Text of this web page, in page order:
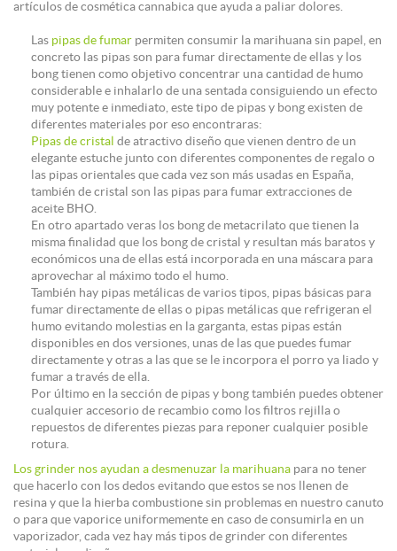
artículos de cosmética cannabica que ayuda a paliar dolores.
Las pipas de fumar permiten consumir la marihuana sin papel, en
concreto las pipas son para fumar directamente de ellas y los
bong tienen como objetivo concentrar una cantidad de humo
considerable e inhalarlo de una sentada consiguiendo un efecto
muy potente e inmediato, este tipo de pipas y bong existen de
diferentes materiales por eso encontraras:
Pipas de cristal de atractivo diseño que vienen dentro de un
elegante estuche junto con diferentes componentes de regalo o
las pipas orientales que cada vez son más usadas en España,
también de cristal son las pipas para fumar extracciones de
aceite BHO.
En otro apartado veras los bong de metacrilato que tienen la
misma finalidad que los bong de cristal y resultan más baratos y
económicos una de ellas está incorporada en una máscara para
aprovechar al máximo todo el humo.
También hay pipas metálicas de varios tipos, pipas básicas para
fumar directamente de ellas o pipas metálicas que refrigeran el
humo evitando molestias en la garganta, estas pipas están
disponibles en dos versiones, unas de las que puedes fumar
directamente y otras a las que se le incorpora el porro ya liado y
fumar a través de ella.
Por último en la sección de pipas y bong también puedes obtener
cualquier accesorio de recambio como los filtros rejilla o
repuestos de diferentes piezas para reponer cualquier posible
rotura.
Los grinder nos ayudan a desmenuzar la marihuana para no tener
que hacerlo con los dedos evitando que estos se nos llenen de
resina y que la hierba combustione sin problemas en nuestro canuto
o para que vaporice uniformemente en caso de consumirla en un
vaporizador, cada vez hay más tipos de grinder con diferentes